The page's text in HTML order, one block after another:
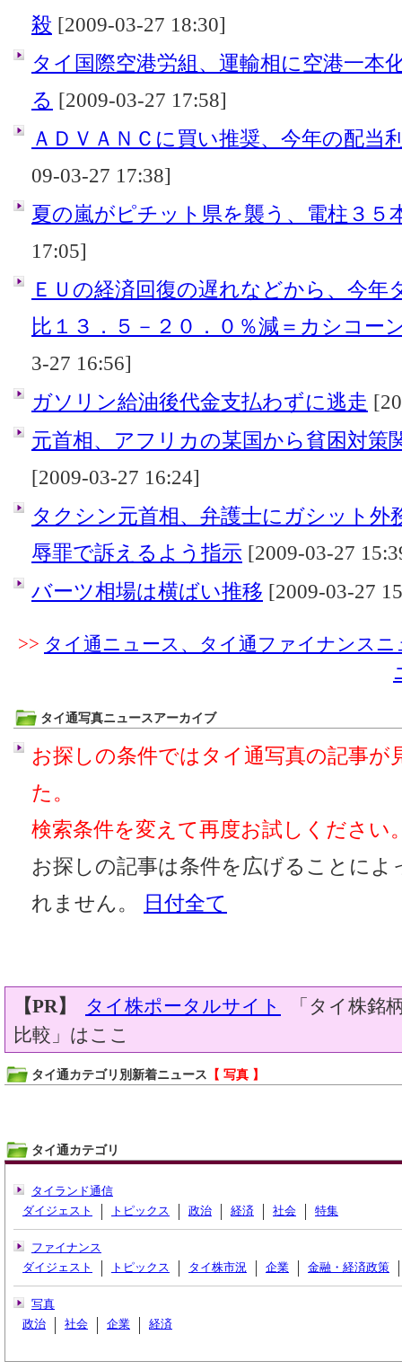
殺 [2009-03-27 18:30]
タイ国際空港労組、運輸相に空港一本
る [2009-03-27 17:58]
ＡＤＶＡＮＣに買い推奨、今年の配当
09-03-27 17:38]
夏の嵐がピチット県を襲う、電柱３５
17:05]
ＥＵの経済回復の遅れなどから、今年
比１３．５－２０．０％減＝カシコー
3-27 16:56]
ガソリン給油後代金支払わずに逃走
元首相、アフリカの某国から貧困対策
[2009-03-27 16:24]
タクシン元首相、弁護士にガシット外
辱罪で訴えるよう指示 [2009-03-27
バーツ相場は横ばい推移 [2009-03-27
>> タイ通ニュース、タイ通ファイナンス
タイ通写真ニュースアーカイブ
お探しの条件ではタイ通写真の記事が
た。
検索条件を変えて再度お試しください
お探しの記事は条件を広げることに
れません。
日付全て
【PR】 タイ株ポータルサイト
「タイ株銘
比較」はここ
タイ通カテゴリ別新着ニュース 【 写真 】
タイ通カテゴリ
タイランド通信
ダイジェスト
トピックス 政治 経済 社会 特集
ファイナンス
ダイジェスト
トピックス タイ株市況 企業 金融・経済政策
写真
政治
社会 企業 経済